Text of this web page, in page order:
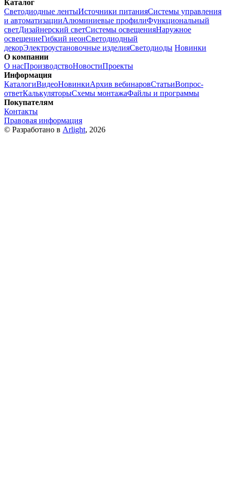
Каталог
Светодиодные лентыИсточники питанияСистемы управления
и автоматизацииАлюминиевые профилиФункциональный
светДизайнерский светСистемы освещенияНаружное
освещениеГибкий неонСветодиодный
декорЭлектроустановочные изделияСветодиоды Новинки
О компании
О насПроизводствоНовостиПроекты
Информация
КаталогиВидеоНовинкиАрхив вебинаровСтатьиВопрос-
ответКалькуляторыСхемы монтажаФайлы и программы
Покупателям
Контакты
Правовая информация
© Разработано в Arlight, 2026